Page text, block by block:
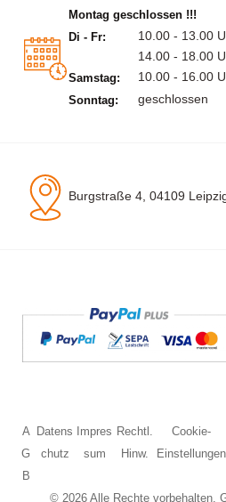
Montag geschlossen !!!
Di - Fr:
10.00 - 13.00
14.00 - 18.00
Samstag: 10.00 - 16.00
Sonntag: geschlossen
Burgstraße 4, 04109
© 2026 Alle Rechte vorbehalten.
A
G
B
Datens
chutz
Impres
sum
Rechtl.
Hinw.
Cookie-
Einstellungen